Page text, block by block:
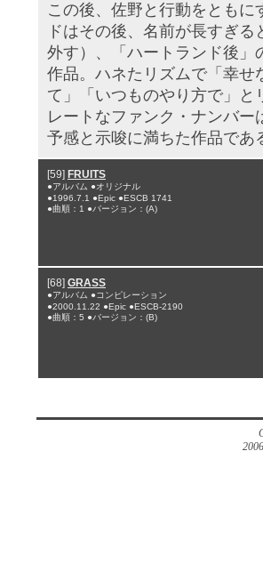
この後、佐野と行動をとも
ドはその後、名前が長すぎ
外す）、「ハートランド後」
作品。ハネたリズムで「幸せ
て」「いつものやり方で」
レートなファンク・ナンバ
予感と示唆に満ちた作品であ
[59] FRUITS
●アルバム ●オリジナル
●1996.7.1 ●Epic ●ESCB 1741
●曲順：1 ●バージョン：(A)
[68] GRASS
●アルバム ●コンピレーション
●2000.11.22 ●Epic ●ESCB-2190
●曲順：5 ●バージョン：(B)